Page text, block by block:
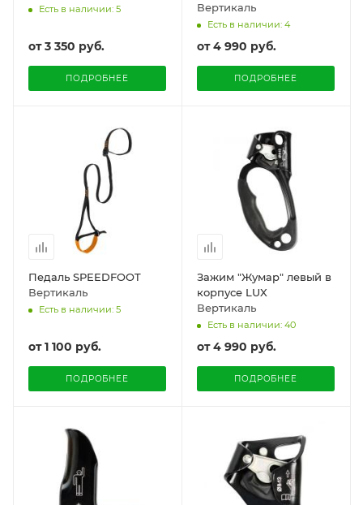
Есть в наличии: 5
от3 350 руб.
ПОДРОБНЕЕ
Вертикаль
Есть в наличии: 4
от4 990 руб.
ПОДРОБНЕЕ
Педаль SPEEDFOOT
Вертикаль
Есть в наличии: 5
от1 100 руб.
ПОДРОБНЕЕ
Зажим "Жумар" левый в
корпусе LUX
Вертикаль
Есть в наличии: 40
от4 990 руб.
ПОДРОБНЕЕ